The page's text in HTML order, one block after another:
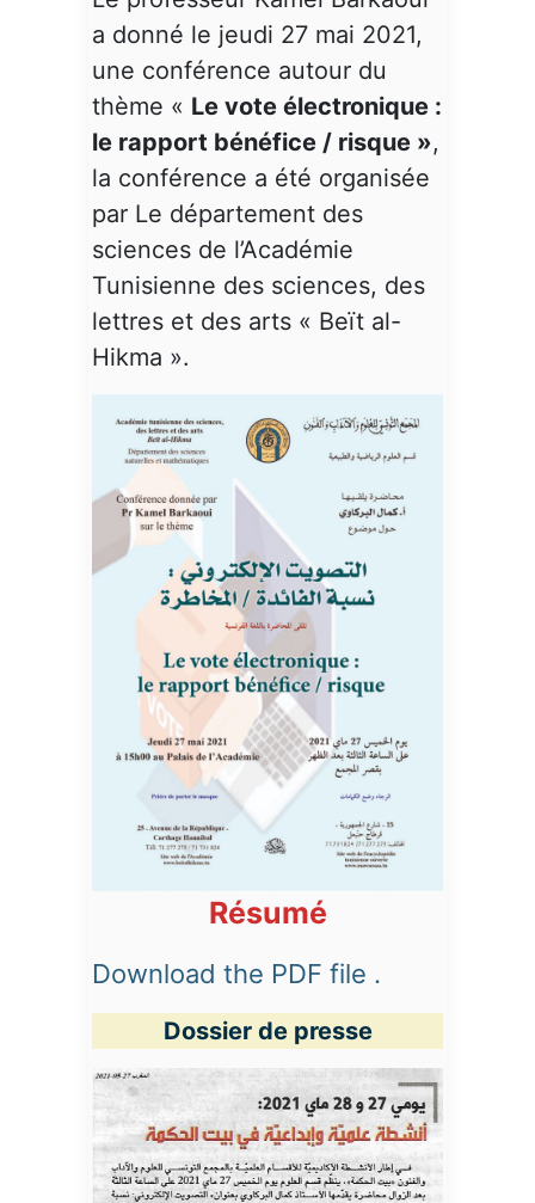
a donné le jeudi 27 mai 2021,
une conférence autour du
thème « Le vote électronique :
le rapport bénéfice / risque »,
la conférence a été organisée
par Le département des
sciences de l’Académie
Tunisienne des sciences, des
lettres et des arts « Beït al-
Hikma ».
Résumé
Download the PDF file .
Dossier de presse